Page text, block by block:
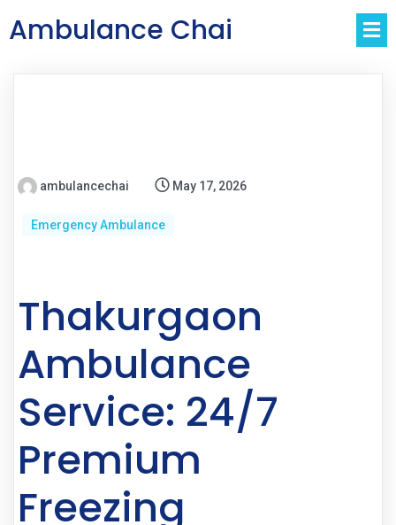
Ambulance Chai
ambulancechai May 17, 2026
Emergency Ambulance
Thakurgaon
Ambulance
Service: 24/7
Premium
Freezing